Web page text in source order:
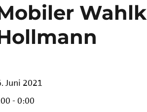
Juni 2021
- 0:00